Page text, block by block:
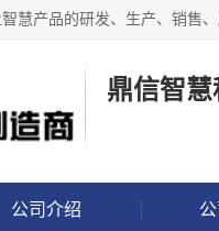
鼎信智慧
公司介绍